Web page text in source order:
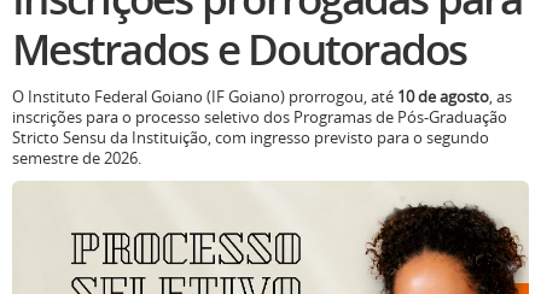
Mestrados e Doutorados
O Instituto Federal Goiano (IF Goiano) prorrogou, até 10 de agosto, as
inscrições para o processo seletivo dos Programas de Pós-Graduação
Stricto Sensu da Instituição, com ingresso previsto para o segundo
semestre de 2026.